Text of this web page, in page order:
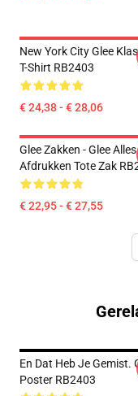
New York City Glee
T-Shirt RB2403
€ 24,38 - € 28,06
Glee Zakken - Glee Alles
Afdrukken Tote Zak
€ 22,95 - € 27,55
En Dat Heb Je Gemist.
Poster RB2403